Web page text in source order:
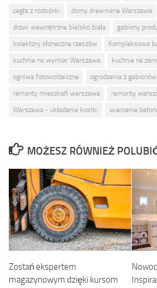
cegła z rozbiórki
domy drewniane Warszawa
drzwi wewnętrzne bielsko biała
gabiony
kolektory słoneczne rzeszów
Kompleksowa
kuchnie na wymiar Warszawa
kuchnie na
ogniwa fotowoltaiczne
ogrodzenia z gabionów
remonty mieszkań warszawa
remonty
Warszawa - układanie kostki
wiercenie
MOŻESZ RÓWNIEŻ
Zostań ekspertem
magazynowym dzięki kursom